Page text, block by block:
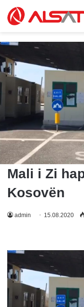
Mali i Zi
Kosovën
admin 15.08.2020